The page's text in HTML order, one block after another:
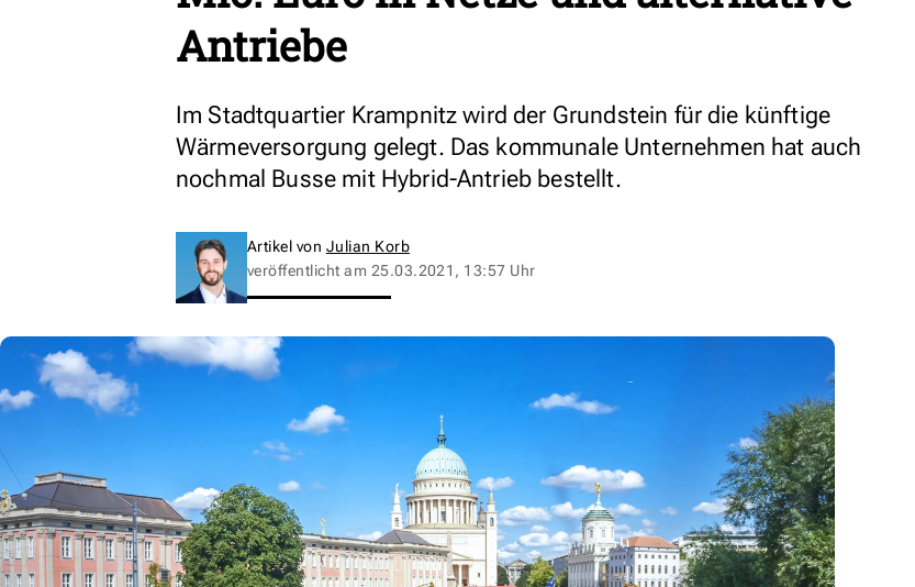
Antriebe
Im Stadtquartier Krampnitz wird der Grundstein für die künftige
Wärmeversorgung gelegt. Das kommunale Unternehmen hat auch
nochmal Busse mit Hybrid-Antrieb bestellt.
Artikel von Julian Korb
veröffentlicht am 25.03.2021, 13:57 Uhr